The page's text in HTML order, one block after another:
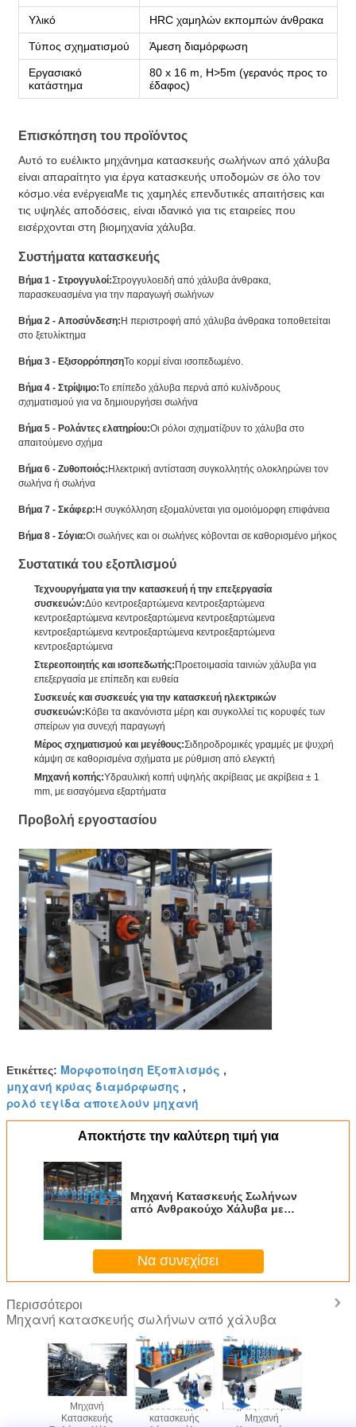
Υλικό HRC χαμηλών εκπομπών άνθρακα
Τύπος σχηματισμού Άμεση διαμόρφωση
Εργασιακό
κατάστημα
80 x 16 m, H>5m (γερανός προς το
έδαφος)
Επισκόπηση του προϊόντος
Αυτό το ευέλικτο μηχάνημα κατασκευής σωλήνων από χάλυβα
είναι απαραίτητο για έργα κατασκευής υποδομών σε όλο τον
κόσμο.νέα ενέργειαΜε τις χαμηλές επενδυτικές απαιτήσεις και
τις υψηλές αποδόσεις, είναι ιδανικό για τις εταιρείες που
εισέρχονται στη βιομηχανία χάλυβα.
Συστήματα κατασκευής
Βήμα 1 - Στρογγυλοί:Στρογγυλοειδή από χάλυβα άνθρακα,
παρασκευασμένα για την παραγωγή σωλήνων
Βήμα 2 - Αποσύνδεση:Η περιστροφή από χάλυβα άνθρακα τοποθετείται
στο ξετυλίκτημα
Βήμα 3 - ΕξισορρόπησηΤο κορμί είναι ισοπεδωμένο.
Βήμα 4 - Στρίψιμο:Το επίπεδο χάλυβα περνά από κυλίνδρους
σχηματισμού για να δημιουργήσει σωλήνα
Βήμα 5 - Ρολάντες ελατηρίου:Οι ρόλοι σχηματίζουν το χάλυβα στο
απαιτούμενο σχήμα
Βήμα 6 - Ζυθοποιός:Ηλεκτρική αντίσταση συγκολλητής ολοκληρώνει τον
σωλήνα ή σωλήνα
Βήμα 7 - Σκάφερ:Η συγκόλληση εξομαλύνεται για ομοιόμορφη επιφάνεια
Βήμα 8 - Σόγια:Οι σωλήνες και οι σωλήνες κόβονται σε καθορισμένο μήκος
Συστατικά του εξοπλισμού
Τεχνουργήματα για την κατασκευή ή την επεξεργασία
συσκευών:Δύο κεντροεξαρτώμενα κεντροεξαρτώμενα
κεντροεξαρτώμενα κεντροεξαρτώμενα κεντροεξαρτώμενα
κεντροεξαρτώμενα κεντροεξαρτώμενα κεντροεξαρτώμενα
κεντροεξαρτώμενα
Στερεοποιητής και ισοπεδωτής:Προετοιμασία ταινιών χάλυβα για
επεξεργασία με επίπεδη και ευθεία
Συσκευές και συσκευές για την κατασκευή ηλεκτρικών
συσκευών:Κόβει τα ακανόνιστα μέρη και συγκολλεί τις κορυφές των
σπείρων για συνεχή παραγωγή
Μέρος σχηματισμού και μεγέθους:Σιδηροδρομικές γραμμές με ψυχρή
κάμψη σε καθορισμένα σχήματα με ρύθμιση από ελεγκτή
Μηχανή κοπής:Υδραυλική κοπή υψηλής ακρίβειας με ακρίβεια ± 1
mm, με εισαγόμενα εξαρτήματα
Προβολή εργοστασίου
Ετικέττες: Μορφοποίηση Εξοπλισμός ,
μηχανή κρύας διαμόρφωσης ,
ρολό τεγίδα αποτελούν μηχανή
Αποκτήστε την καλύτερη τιμή για
Μηχανή Κατασκευής Σωλήνων
από Ανθρακούχο Χάλυβα με
Να συνεχίσει
Περισσότεροι
Μηχανή κατασκευής σωλήνων από χάλυβα
Μηχανή
Κατασκευής
HG508 Μηχανή
κατασκευής
Πλήρως Αυτόματη
Μηχανή